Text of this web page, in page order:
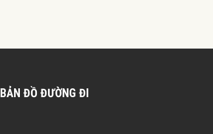
BẢN ĐỒ ĐƯỜNG ĐI